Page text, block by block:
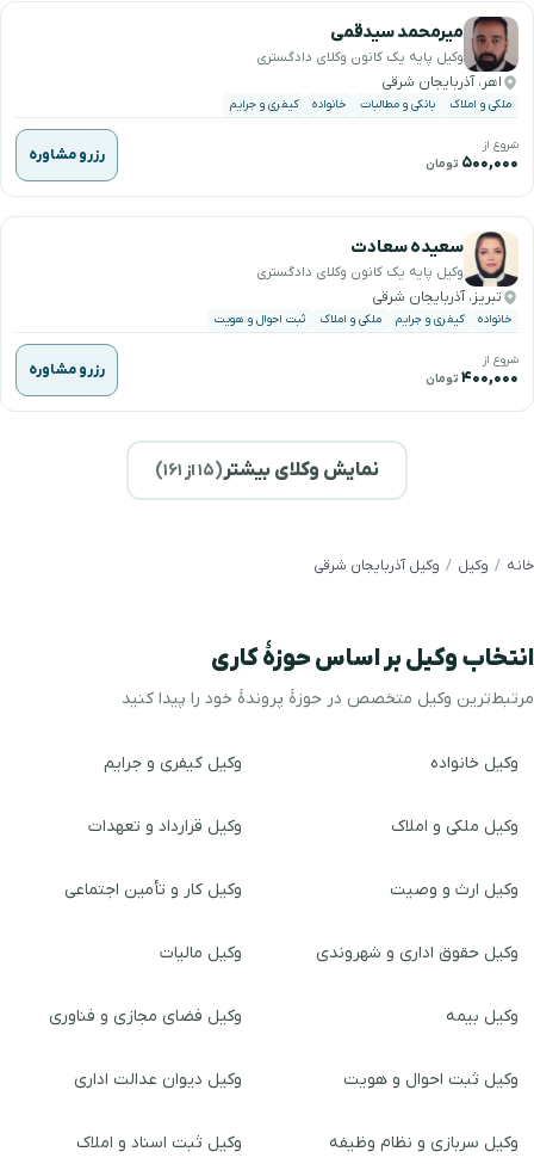
میرمحمد سیدقمی
وکیل پایه یک کانون وکلای دادگستری
اهر، آذربایجان شرقی
ملکی و املاک بانکی و مطالبات خانواده کیفری و جرایم
شروع از
۵۰۰,۰۰۰ تومان رزرو مشاوره
سعیده سعادت
وکیل پایه یک کانون وکلای دادگستری
تبریز، آذربایجان شرقی
خانواده کیفری و جرایم ملکی و املاک ثبت احوال و هویت
شروع از
۴۰۰,۰۰۰ تومان رزرو مشاوره
نمایش وکلای بیشتر(۱۵از ۱۶۱)
خانه وکیل وکیل آذربایجان شرقی
انتخاب وکیل بر اساس حوزهٔ کاری
مرتبط‌ترین وکیل متخصص در حوزهٔ پروندهٔ خود را پیدا کنید
وکیل خانواده وکیل کیفری و جرایم
وکیل ملکی و املاک وکیل قرارداد و تعهدات
وکیل ارث و وصیت وکیل کار و تأمین اجتماعی
وکیل حقوق اداری و شهروندی وکیل مالیات
وکیل بیمه وکیل فضای مجازی و فناوری
وکیل ثبت احوال و هویت وکیل دیوان عدالت اداری
وکیل سربازی و نظام وظیفه وکیل ثبت اسناد و املاک